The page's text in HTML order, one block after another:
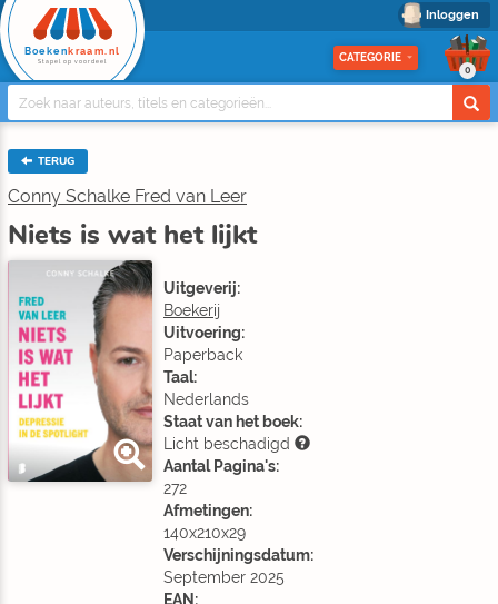
Inloggen
Boeken kraam.nl
Stapel op voordeel CATEGORIE
0
TERUG
Conny Schalke Fred van Leer
Niets is wat het lijkt
Uitgeverij:
Boekerij
Uitvoering:
Paperback
Taal:
Nederlands
Staat van het boek:
Licht beschadigd
Aantal Pagina's:
272
Afmetingen:
140x210x29
Verschijningsdatum:
September 2025
EAN: